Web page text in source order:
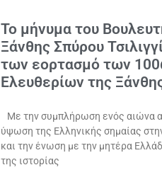
Το μήνυμα του
Ξάνθης Σπύρου
των εορτασμό των
Ελευθερίων της
Με την συμπλήρωση ενός αιώνα
ύψωση της Ελληνικής σημαίας
και την ένωση με την μητέρα
της ιστορίας